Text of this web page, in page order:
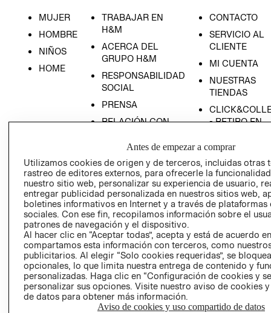
MUJER
HOMBRE
NIÑOS
HOME
TRABAJAR EN
H&M
ACERCA DEL
GRUPO H&M
RESPONSABILIDAD
SOCIAL
PRENSA
RELACIÓN CON
POLÍTICA
EMPRESARIAL
CONTACTO
SERVICIO AL
CLIENTE
MI CUENTA
NUESTRAS
TIENDAS
- RETIRO EN
TÉRMINOS Y
CONDICIONES
AVISO DE
PRIVACIDAD
GIFT CARD
COOKIES
Antes de empezar a comprar
Utilizamos cookies de origen y de terceros, incluidas otras
rastreo de editores externos, para ofrecerle la
nuestro sitio web, personalizar su experiencia de usuario,
entregar publicidad personalizada en nuestros sitios web,
boletines informativos en Internet y a través de plataformas
sociales. Con ese fin, recopilamos información sobre el
patrones de navegación y el dispositivo.
Al hacer clic en “Aceptar todas”, acepta y está de acuerdo
compartamos esta información con terceros, como
publicitarios. Al elegir “Solo cookies requeridas”, se
opcionales, lo que limita nuestra entrega de contenido y
personalizadas. Haga clic en “Configuración de cookies y
personalizar sus opciones. Visite nuestro aviso de cookies
de datos para obtener más información.
Aviso de cookies y uso compartido de datos